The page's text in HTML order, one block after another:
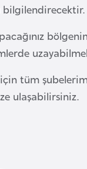
bilgilendirecektir.
tüm
ulaşabilirsiniz.